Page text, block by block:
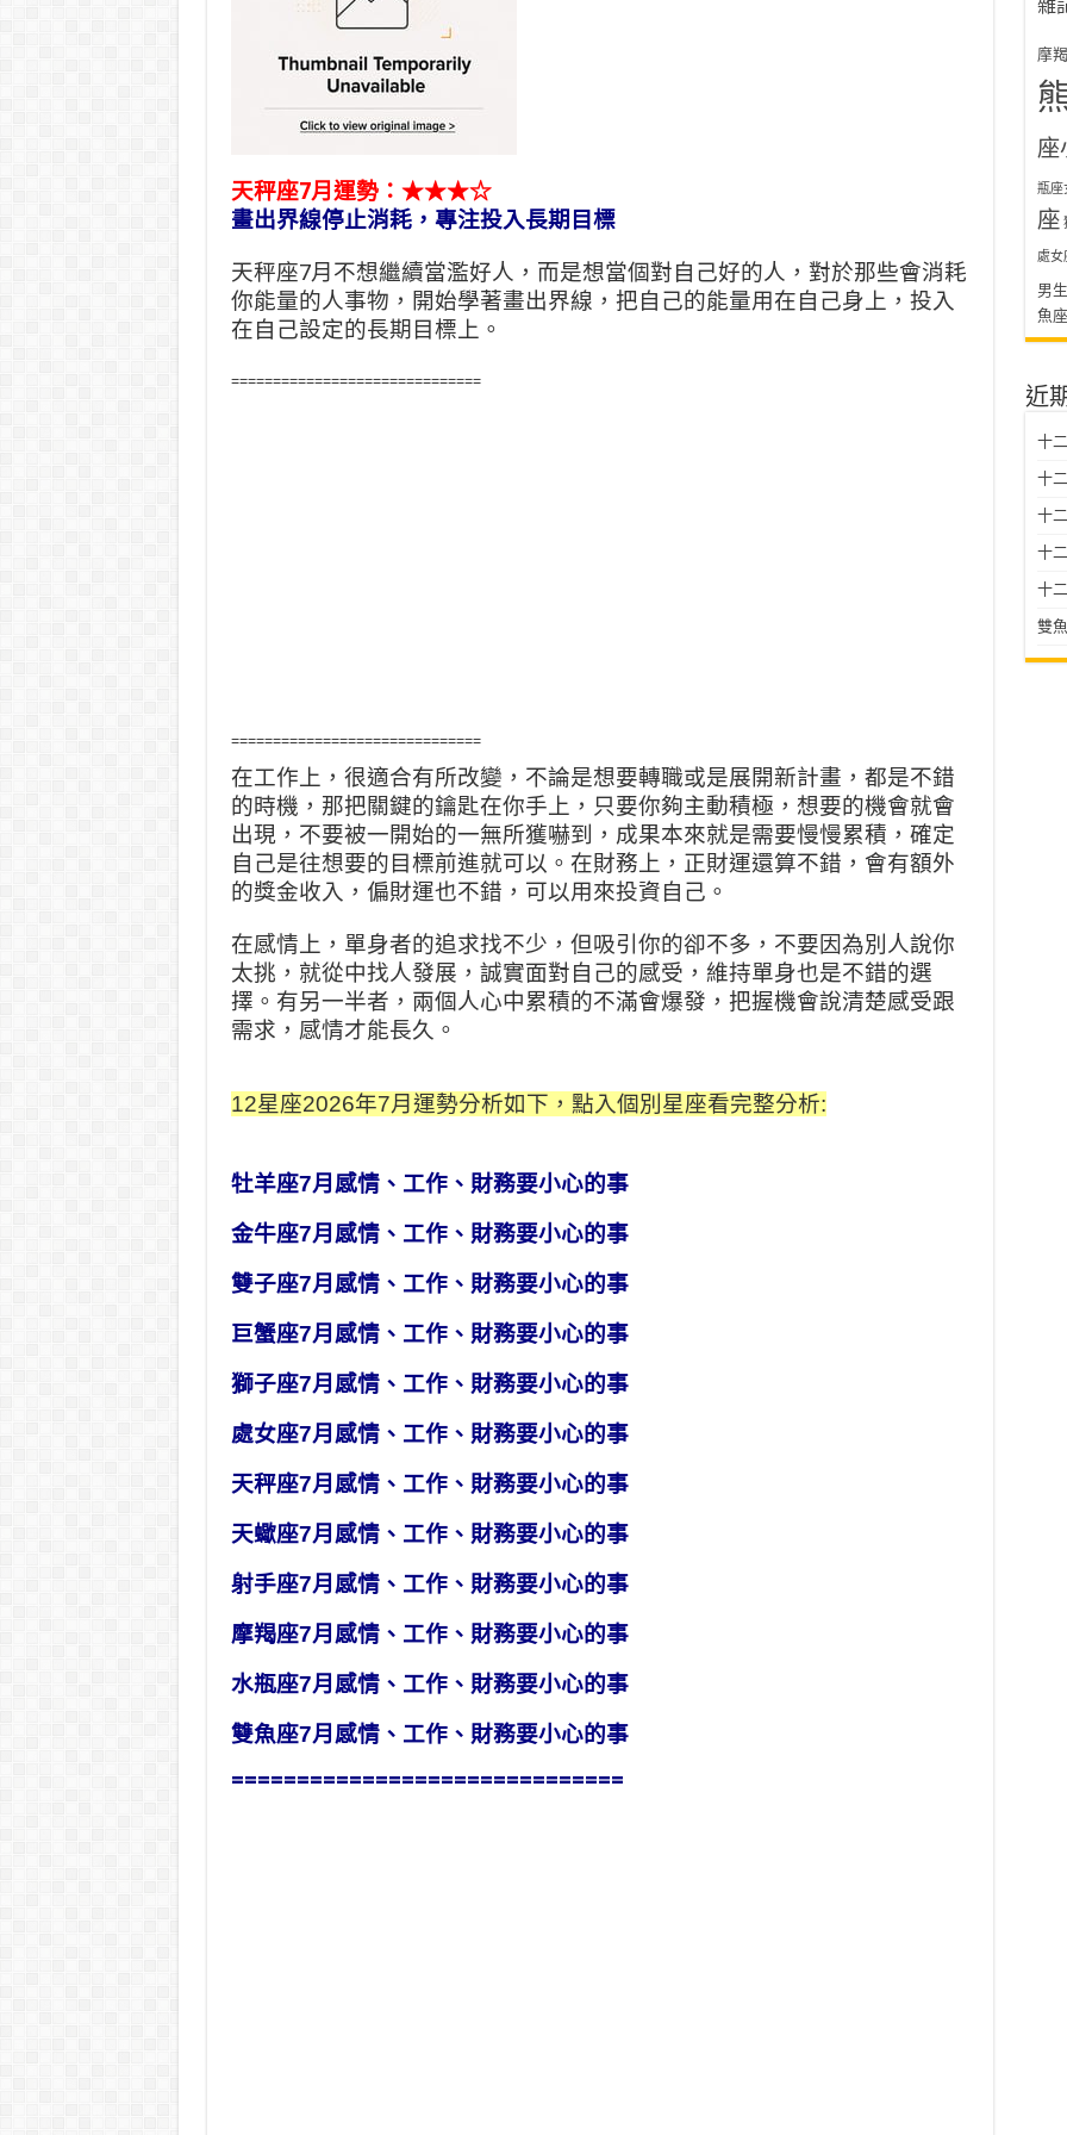
天秤座7月運勢：★★★☆
畫出界線停止消耗，專注投入長期目標
天秤座7月不想繼續當濫好人，而是想當個對自己好的人，對於那些會消耗
你能量的人事物，開始學著畫出界線，把自己的能量用在自己身上，投入
在自己設定的長期目標上。
==============================
==============================
在工作上，很適合有所改變，不論是想要轉職或是展開新計畫，都是不錯
的時機，那把關鍵的鑰匙在你手上，只要你夠主動積極，想要的機會就會
出現，不要被一開始的一無所獲嚇到，成果本來就是需要慢慢累積，確定
自己是往想要的目標前進就可以。在財務上，正財運還算不錯，會有額外
的獎金收入，偏財運也不錯，可以用來投資自己。
在感情上，單身者的追求找不少，但吸引你的卻不多，不要因為別人說你
太挑，就從中找人發展，誠實面對自己的感受，維持單身也是不錯的選
擇。有另一半者，兩個人心中累積的不滿會爆發，把握機會說清楚感受跟
需求，感情才能長久。
12星座2026年7月運勢分析如下，點入個別星座看完整分析:
牡羊座7月感情、工作、財務要小心的事
金牛座7月感情、工作、財務要小心的事
雙子座7月感情、工作、財務要小心的事
巨蟹座7月感情、工作、財務要小心的事
獅子座7月感情、工作、財務要小心的事
處女座7月感情、工作、財務要小心的事
天秤座7月感情、工作、財務要小心的事
天蠍座7月感情、工作、財務要小心的事
射手座7月感情、工作、財務要小心的事
摩羯座7月感情、工作、財務要小心的事
水瓶座7月感情、工作、財務要小心的事
雙魚座7月感情、工作、財務要小心的事
==============================
雜
摩
座
瓶座
座
處女
男生
魚
近
十
十
十
十
十
雙